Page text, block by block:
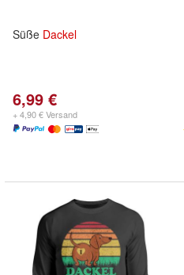
Süße Dackel
6,99 €
+ 4,90 € Versand